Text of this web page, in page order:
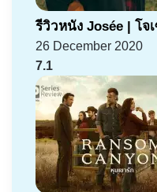
รีวิวหนัง Josée | โจ
26 December 2020
7.1